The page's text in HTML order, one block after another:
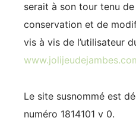
serait à son tour tenu
conservation et de
vis à vis de l’utilisateur
Le site susnommé est
numéro 1814101 v 0.